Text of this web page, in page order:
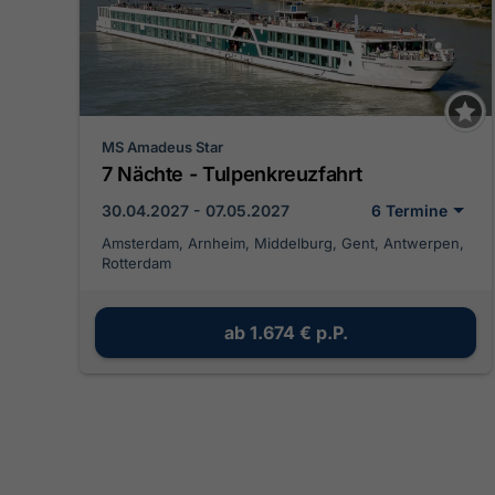
MS Amadeus Star
7 Nächte - Tulpenkreuzfahrt
30.04.2027 - 07.05.2027 6 Termine
Amsterdam, Arnheim, Middelburg, Gent, Antwerpen,
Rotterdam
ab 1.674 € p.P.